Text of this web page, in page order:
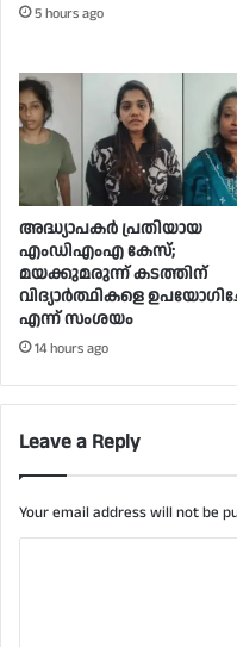
5 hours ago
അദ്ധ്യാപകർ പ്രതിയായ
എംഡിഎംഎ കേസ്;
മയക്കുമരുന്ന് കടത്തിന്
വിദ്യാർത്ഥികളെ
എന്ന് സംശയം
14 hours ago
Leave a Reply
Your email address will not be